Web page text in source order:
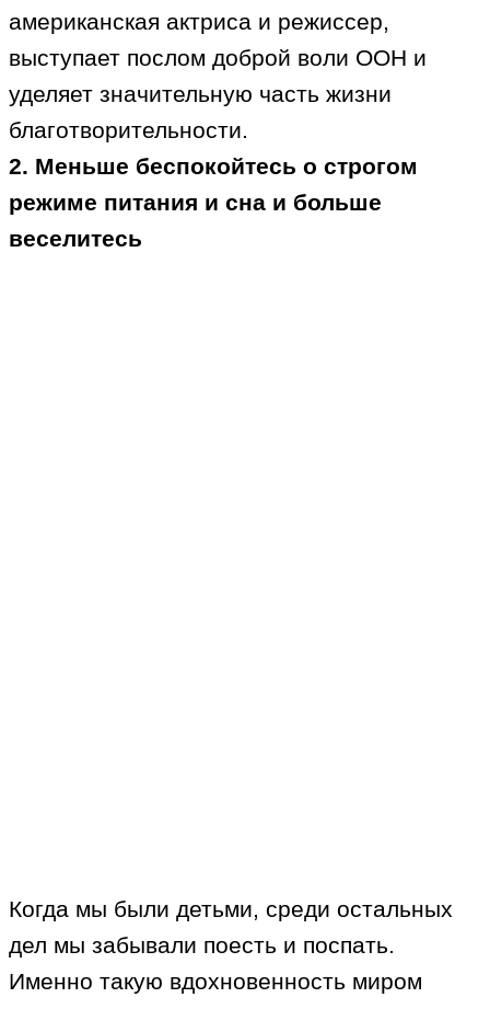
американская актриса и режиссер,
выступает послом доброй воли ООН и
уделяет значительную часть жизни
благотворительности.
2. Меньше беспокойтесь о строгом
режиме питания и сна и больше
веселитесь
Когда мы были детьми, среди остальных
дел мы забывали поесть и поспать.
Именно такую вдохновенность миром